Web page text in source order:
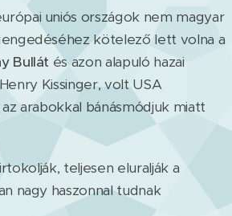
uniós országok nem magyar
kötelező lett volna a
Bullát és azon alapuló hazai
Kissinger, volt USA
arabokkal bánásmódjuk miatt
teljesen eluralják a
nagy haszonnal tudnak